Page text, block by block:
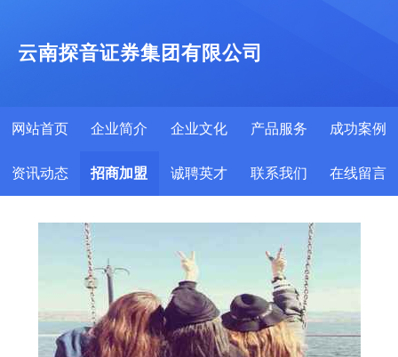
云南探音证券集团有限公司
网站首页 企业简介 企业文化 产品服务 成功案例
资讯动态 招商加盟 诚聘英才 联系我们 在线留言